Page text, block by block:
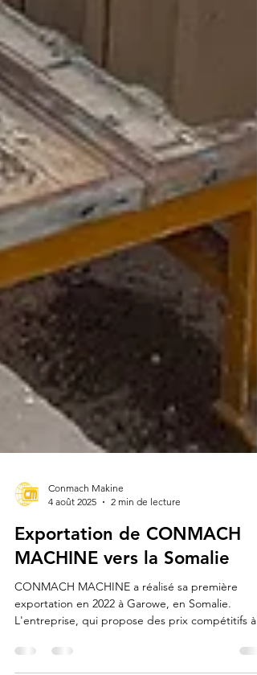
4 août 2025
2 min de lecture
Exportation de CONMACH
MACHINE vers la Somalie
CONMACH MACHINE a réalisé sa première